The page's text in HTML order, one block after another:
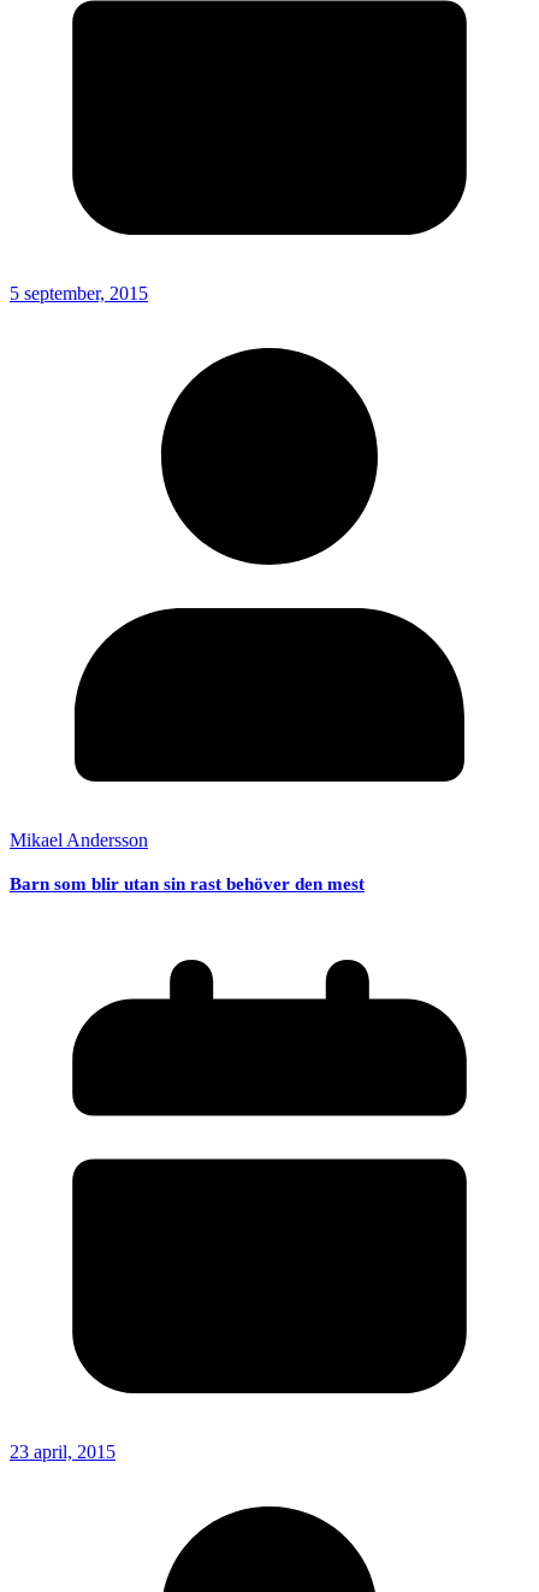
5 september, 2015
Mikael Andersson
Barn som blir utan sin rast behöver den mest
23 april, 2015